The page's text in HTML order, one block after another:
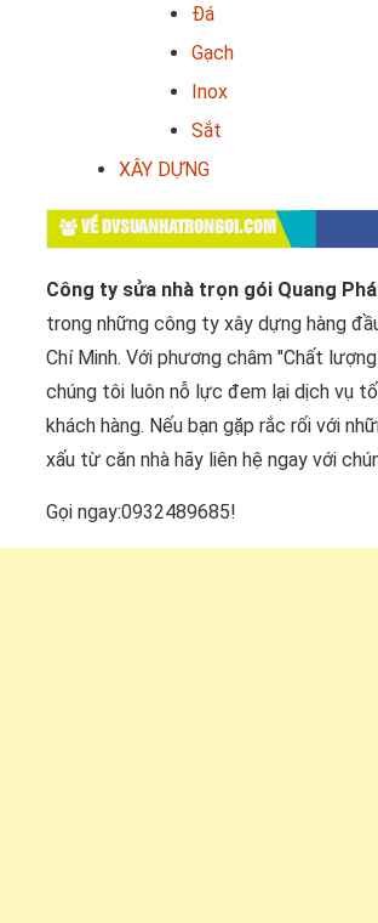
Đá
Gạch
Inox
Sắt
XÂY DỰNG
VỀ DVSUANHATRONGOI.COM
Công ty sửa nhà trọn gói Quang
trong những công ty xây dựng hàng
Chí Minh. Với phương châm "Chất
chúng tôi luôn nỗ lực đem lại dịch vụ
khách hàng. Nếu bạn gặp rắc rối với
xấu từ căn nhà hãy liên hệ ngay với
Gọi ngay:0932489685!